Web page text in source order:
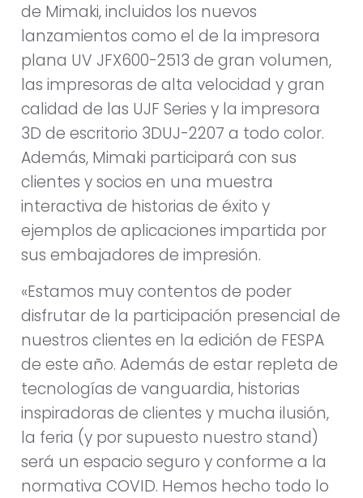
de Mimaki, incluidos los nuevos
lanzamientos como el de la impresora
plana UV JFX600-2513 de gran volumen,
las impresoras de alta velocidad y gran
calidad de las UJF Series y la impresora
3D de escritorio 3DUJ-2207 a todo color.
Además, Mimaki participará con sus
clientes y socios en una muestra
interactiva de historias de éxito y
ejemplos de aplicaciones impartida por
sus embajadores de impresión.
«Estamos muy contentos de poder
disfrutar de la participación presencial de
nuestros clientes en la edición de FESPA
de este año. Además de estar repleta de
tecnologías de vanguardia, historias
inspiradoras de clientes y mucha ilusión,
la feria (y por supuesto nuestro stand)
será un espacio seguro y conforme a la
normativa COVID. Hemos hecho todo lo